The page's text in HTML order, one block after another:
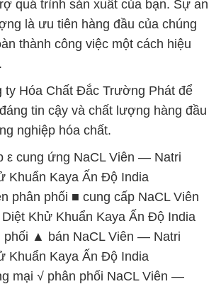
quá trình sản xuất của bạn. Sự an
là ưu tiên hàng đầu của chúng
thành công việc một cách hiệu
ty Hóa Chất Đắc Trường Phát để
tin cậy và chất lượng hàng đầu
nghiệp hóa chất.
ε cung ứng NaCL Viên — Natri
Khuẩn Kaya Ấn Độ India
phân phối ■ cung cấp NaCL Viên
Khử Khuẩn Kaya Ấn Độ India
phối ▲ bán NaCL Viên — Natri
Khuẩn Kaya Ấn Độ India
mại √ phân phối NaCL Viên —